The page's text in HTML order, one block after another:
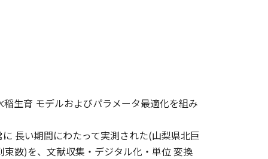
生育 モデルおよびパラメータ最適化を組み
長い期間にわたって実測された(山梨県北巨
数)を、文献収集・デジタル化・単位 変換